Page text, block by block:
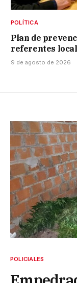
POLÍTICA
Plan de
referentes
9 de agosto de 2026
POLICIALES